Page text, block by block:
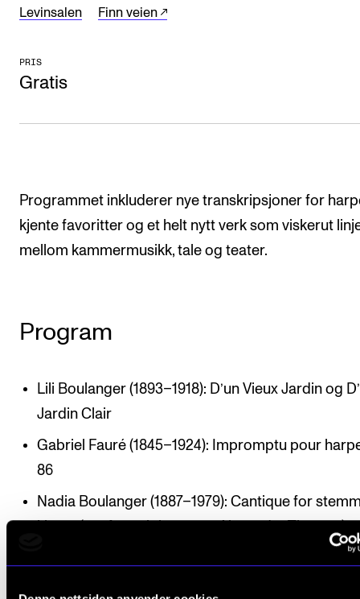
INFO
Kontakt oss
Levinsalen Finn veien
PRIS
Gratis
Programmet inkluderer nye transkripsjoner for
kjente favoritter og et helt nytt verk som viskerut
mellom kammermusikk, tale og teater.
Program
Lili Boulanger (1893–1918): D’un Vieux Jardin og
Jardin Clair
Gabriel Fauré (1845–1924): Impromptu pour
86
Nadia Boulanger (1887–1979): Cantique for
L. Boulanger: Nocturne for fiolin og klaver (arr.